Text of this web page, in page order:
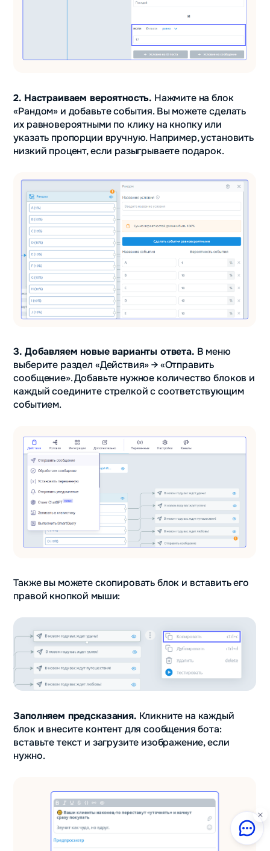
2. Настраиваем вероятность. Нажмите на блок
«Рандом» и добавьте события. Вы можете сделать
их равновероятными по клику на кнопку или
указать пропорции вручную. Например, установить
низкий процент, если разыгрываете подарок.
3. Добавляем новые варианты ответа. В меню
выберите раздел «Действия» → «Отправить
сообщение». Добавьте нужное количество блоков и
каждый соедините стрелкой с соответствующим
событием.
Также вы можете скопировать блок и вставить его
правой кнопкой мыши:
Заполняем предсказания. Кликните на каждый
блок и внесите контент для сообщения бота:
вставьте текст и загрузите изображение, если
нужно.